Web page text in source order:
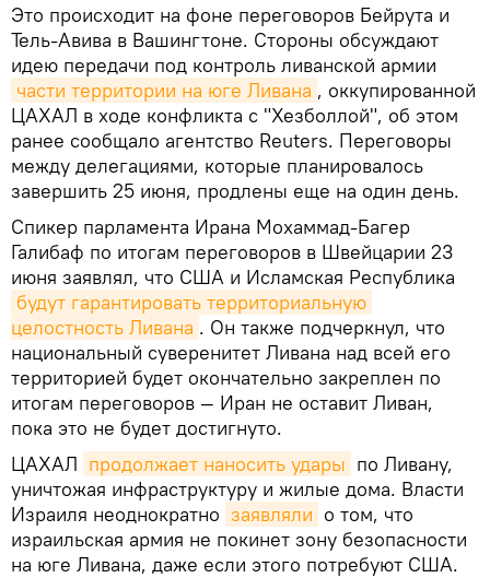
Это происходит на фоне переговоров Бейрута и
Тель-Авива в Вашингтоне. Стороны обсуждают
идею передачи под контроль ливанской армии
части территории на юге Ливана , оккупированной
ЦАХАЛ в ходе конфликта с "Хезболлой", об этом
ранее сообщало агентство Reuters. Переговоры
между делегациями, которые планировалось
завершить 25 июня, продлены еще на один день.
Спикер парламента Ирана Мохаммад-Багер
Галибаф по итогам переговоров в Швейцарии 23
июня заявлял, что США и Исламская Республика
будут гарантировать территориальную
целостность Ливана . Он также подчеркнул, что
национальный суверенитет Ливана над всей его
территорией будет окончательно закреплен по
итогам переговоров — Иран не оставит Ливан,
пока это не будет достигнуто.
ЦАХАЛ продолжает наносить удары по Ливану,
уничтожая инфраструктуру и жилые дома. Власти
Израиля неоднократно заявляли о том, что
израильская армия не покинет зону безопасности
на юге Ливана, даже если этого потребуют США.